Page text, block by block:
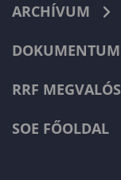
ARCHÍVUM
RRF
SOE FŐOLDAL